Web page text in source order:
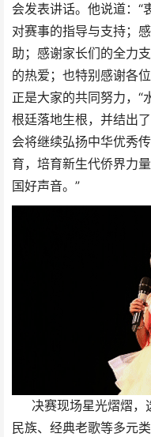
会发表讲话。他说道：“
对赛事的指导与⽀持；
助；感谢家⻓们的全⼒
的热爱；也特别感谢各
正是大家的共同努力，“
根廷落地生根，并结出
会将继续弘扬中华优秀
育，培育新⽣代侨界⼒
国好声⾳。”
决赛现场星光熠熠，
民族、经典老歌等多元